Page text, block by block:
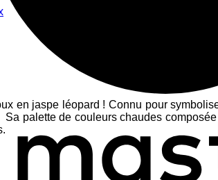
en jaspe léopard ! Connu pour
Sa palette de couleurs chaudes